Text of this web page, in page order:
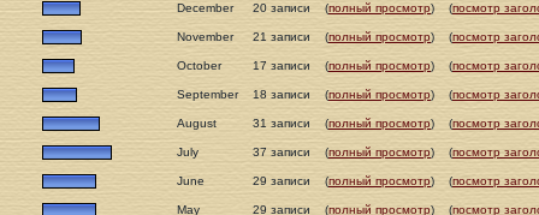
December 20 записи (полный просмотр) (посмотр
November 21 записи (полный просмотр) (посмотр
October 17 записи (полный просмотр) (посмотр
September 18 записи (полный просмотр) (посмотр
August 31 записи (полный просмотр) (посмотр
July 37 записи (полный просмотр) (посмотр
June 29 записи (полный просмотр) (посмотр
May 29 записи (полный просмотр) (посмотр